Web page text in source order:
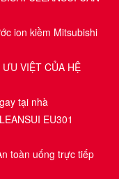
ion kiềm Mitsubishi
VIỆT CỦA HỆ
tại nhà
EU301
toàn uống trực tiếp